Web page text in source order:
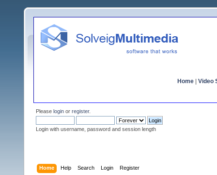
Home Video
Please login or register.
Login with username, password and session length
Home Help Search Login Register